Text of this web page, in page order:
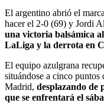
El argentino abrió el
hacer el 2-0 (69) y Jordi
una victoria balsámica
LaLiga y la derrota en
El equipo azulgrana
situándose a cinco
Madrid, desplazando de
que se enfrentará el